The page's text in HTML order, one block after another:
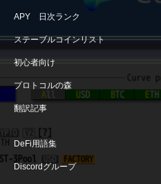
APY 日次ランク
ステーブルコインリスト
初心者向け
プロトコルの森
翻訳記事
DeFi用語集
Discordグループ